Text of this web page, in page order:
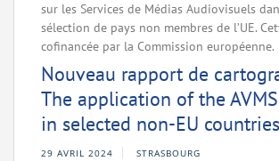
sur les Services de Médias Audiovisuels
sélection de pays non membres de l’UE.
cofinancée par la Commission européenne.
Nouveau rapport de
The application of the
in selected non-EU countries
29 AVRIL 2024 STRASBOURG